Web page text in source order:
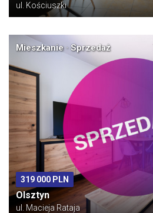
ul. Kościuszki
Mieszkanie · Sprzedaż
319 000 PLN
Olsztyn
ul. Macieja Rataja